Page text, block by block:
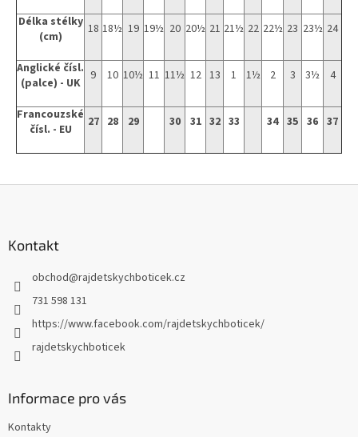
Délka stélky
(cm)
18 18½ 19 19½ 20 20½ 21 21½ 22 22½ 23 23½ 24
Anglické čísl.
(palce) - UK
9 10 10½ 11 11½ 12 13 1 1½ 2 3 3½ 4
Francouzské
čísl. - EU
27 28 29 30 31 32 33 34 35 36 37
Kontakt
obchod@rajdetskychboticek.cz
731 598 131
https://www.facebook.com/rajdetskychboticek/
rajdetskychboticek
Informace pro vás
Kontakty